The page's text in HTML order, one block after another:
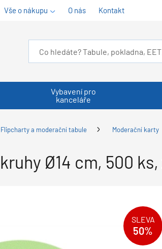
Vše o nákupu O nás Kontakt
Vybavení pro
kanceláře
Flipcharty a moderační tabule Moderační karty
Ø14 cm, 500
SLEVA
50%